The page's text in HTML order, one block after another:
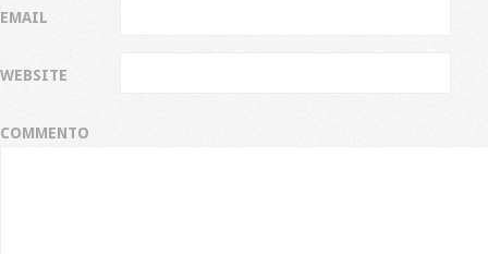
EMAIL
WEBSITE
COMMENTO